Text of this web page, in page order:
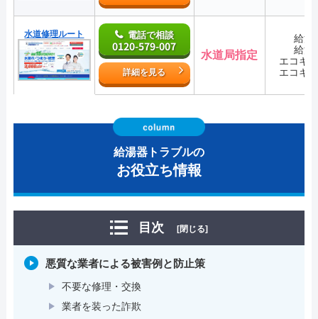
水道修理ルート 電話で相談
0120-579-007
詳細を見る
水道局指定
給湯
給湯
エコキ
エコキ
給湯器トラブルの
お役立ち情報
目次 [閉じる]
悪質な業者による被害例と防止策
不要な修理・交換
業者を装った詐欺